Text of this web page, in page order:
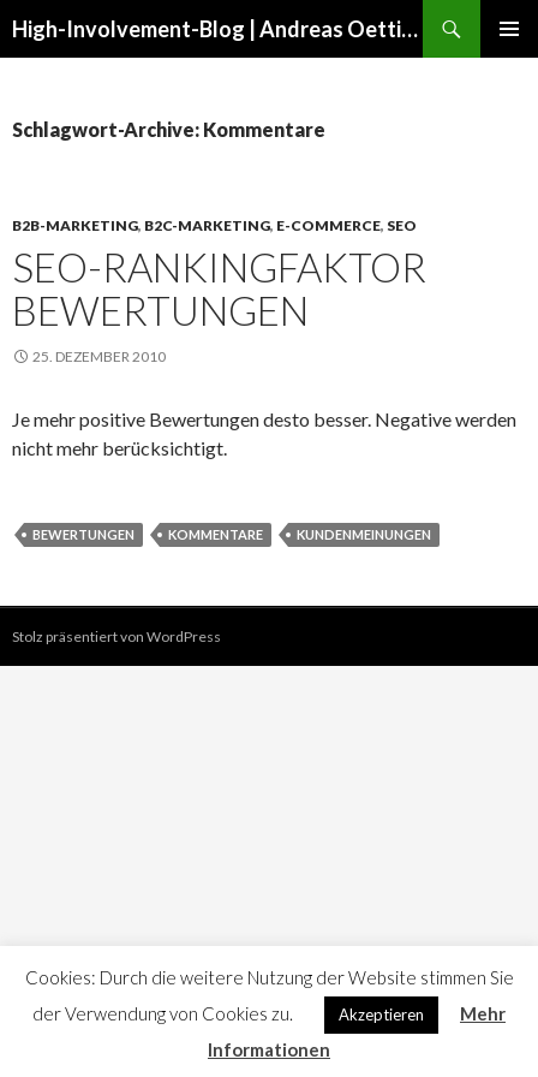
High-Involvement-Blog | Andreas Oettinger
Schlagwort-Archive: Kommentare
B2B-MARKETING, B2C-MARKETING, E-COMMERCE, SEO
SEO-RANKINGFAKTOR
BEWERTUNGEN
25. DEZEMBER 2010
Je mehr positive Bewertungen desto besser. Negative werden
nicht mehr berücksichtigt.
BEWERTUNGEN KOMMENTARE KUNDENMEINUNGEN
Stolz präsentiert von WordPress
Cookies: Durch die weitere Nutzung der Website stimmen Sie
der Verwendung von Cookies zu.
Akzeptieren
Mehr
Informationen